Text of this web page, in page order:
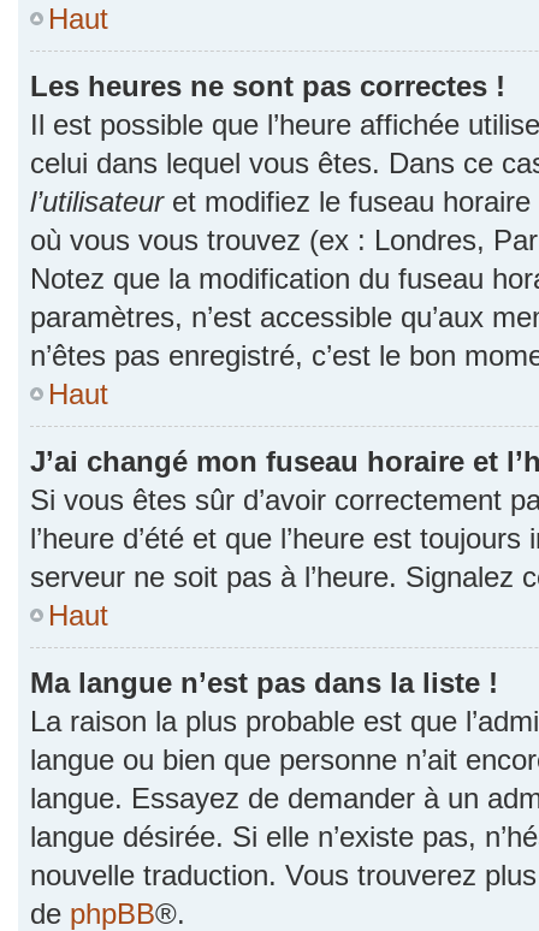
Haut
Les heures ne sont pas correctes !
Il est possible que l’heure affichée
celui dans lequel vous êtes. Dans ce
l’utilisateuret modifiez le fuseau horaire
où vous vous trouvez (ex : Londres,
Notez que la modification du fuseau
paramètres, n’est accessible qu’aux
n’êtes pas enregistré, c’est le bon
Haut
J’ai changé mon fuseau horaire et
Si vous êtes sûr d’avoir correctement
l’heure d’été et que l’heure est
serveur ne soit pas à l’heure. Signalez
Haut
Ma langue n’est pas dans la liste !
La raison la plus probable est que
langue ou bien que personne n’ait
langue. Essayez de demander à un
langue désirée. Si elle n’existe pas,
nouvelle traduction. Vous trouverez
de phpBB®.